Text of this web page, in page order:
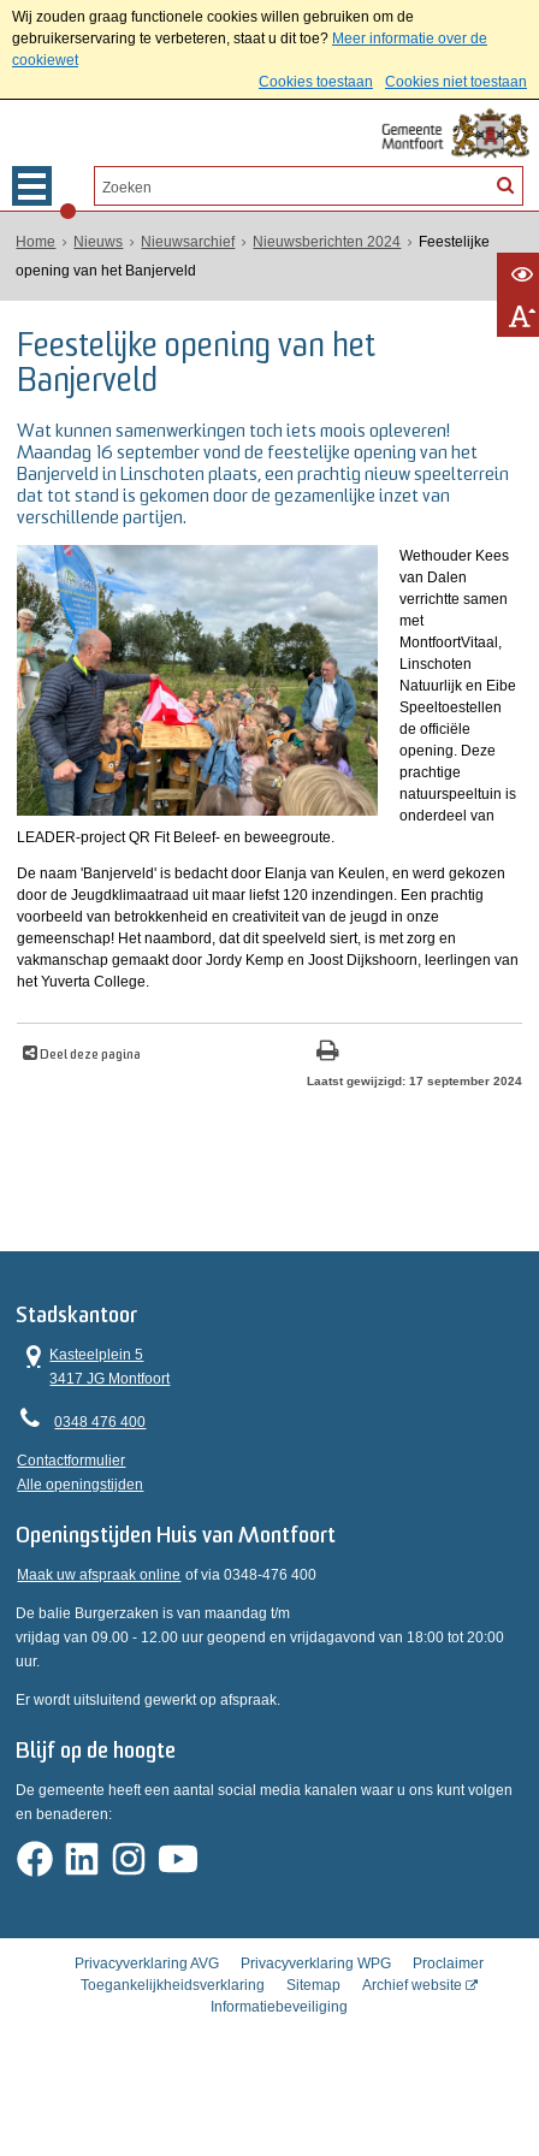
Wij zouden graag functionele cookies willen gebruiken om de
gebruikerservaring te verbeteren, staat u dit toe? Meer informatie over de
cookiewet
Cookies toestaan
Cookies niet toestaan
Home Nieuws Nieuwsarchief Nieuwsberichten 2024
Feestelijke
opening van het Banjerveld
Feestelijke opening van het
Banjerveld
Wat kunnen samenwerkingen toch iets moois opleveren!
Maandag 16 september vond de feestelijke opening van het
Banjerveld in Linschoten plaats, een prachtig nieuw speelterrein
dat tot stand is gekomen door de gezamenlijke inzet van
verschillende partijen.
Wethouder Kees
van Dalen
verrichtte samen
met
MontfoortVitaal,
Linschoten
Natuurlijk en Eibe
Speeltoestellen
de officiële
opening. Deze
prachtige
natuurspeeltuin is
onderdeel van
LEADER-project QR Fit Beleef- en beweegroute.
De naam 'Banjerveld' is bedacht door Elanja van Keulen, en werd gekozen
door de Jeugdklimaatraad uit maar liefst 120 inzendingen. Een prachtig
voorbeeld van betrokkenheid en creativiteit van de jeugd in onze
gemeenschap! Het naambord, dat dit speelveld siert, is met zorg en
vakmanschap gemaakt door Jordy Kemp en Joost Dijkshoorn, leerlingen van
het Yuverta College.
Deel deze pagina
Laatst gewijzigd: 17 september 2024
Stadskantoor
Kasteelplein 5
3417 JG Montfoort
0348 476 400
Contactformulier
Alle openingstijden
Openingstijden Huis van Montfoort
Maak uw afspraak online of via 0348-476 400
De balie Burgerzaken is van maandag t/m
vrijdag van 09.00 - 12.00 uur geopend en vrijdagavond van 18:00 tot 20:00
uur.
Er wordt uitsluitend gewerkt op afspraak.
Blijf op de hoogte
De gemeente heeft een aantal social media kanalen waar u ons kunt volgen
en benaderen:
Privacyverklaring AVG Privacyverklaring WPG
Proclaimer
Toegankelijkheidsverklaring
Sitemap
Archief website
Informatiebeveiliging